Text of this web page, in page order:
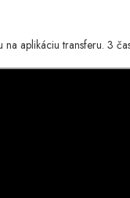
na aplikáciu transferu. 3